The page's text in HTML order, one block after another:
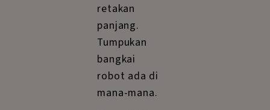
retakan
panjang.
Tumpukan
bangkai
robot ada di
mana-mana.